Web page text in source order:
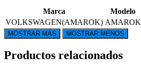
Marca Modelo
VOLKSWAGEN(AMAROK) AMAROK
Productos relacionados